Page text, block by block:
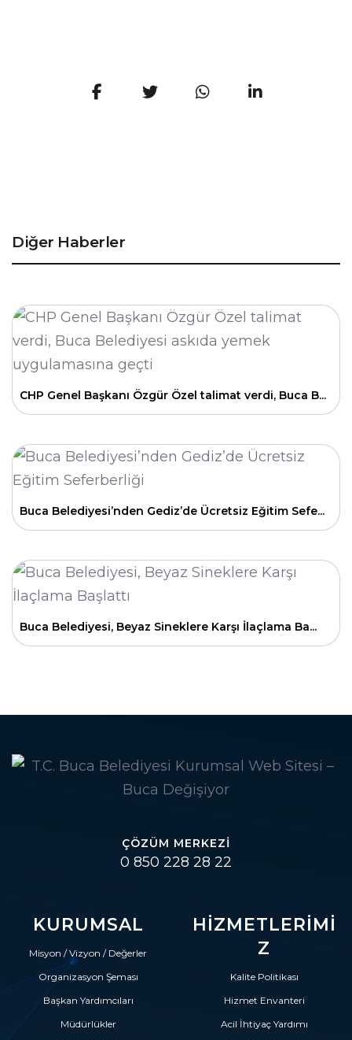
Diğer Haberler
CHP Genel Başkanı Özgür Özel talimat verdi, Buca B...
Buca Belediyesi’nden Gediz’de Ücretsiz Eğitim Sefe...
Buca Belediyesi, Beyaz Sineklere Karşı İlaçlama Ba...
ÇÖZÜM MERKEZI
0 850 228 28 22
KURUMSAL
Misyon / Vizyon / Değerler
Organizasyon Şeması
Başkan Yardımcıları
Müdürlükler
HIZMETLERIMI
Z
Kalite Politikası
Hizmet Envanteri
Acil İhtiyaç Yardımı